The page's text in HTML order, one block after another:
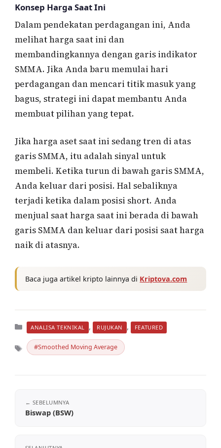
Konsep Harga Saat Ini
Dalam pendekatan perdagangan ini, Anda
melihat harga saat ini dan
membandingkannya dengan garis indikator
SMMA. Jika Anda baru memulai hari
perdagangan dan mencari titik masuk yang
bagus, strategi ini dapat membantu Anda
membuat pilihan yang tepat.
Jika harga aset saat ini sedang tren di atas
garis SMMA, itu adalah sinyal untuk
membeli. Ketika turun di bawah garis SMMA,
Anda keluar dari posisi. Hal sebaliknya
terjadi ketika dalam posisi short. Anda
menjual saat harga saat ini berada di bawah
garis SMMA dan keluar dari posisi saat harga
naik di atasnya.
Baca juga artikel kripto lainnya di Kriptova.com
Kategori
ANALISA TEKNIKAL , RUJUKAN , FEATURED
Tag Smoothed Moving Average
Biswap (BSW)